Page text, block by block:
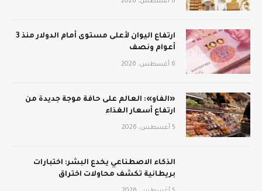
ارتفاع اليوان لأعلى مستوى أمام الدولار منذ 3
أعوام ونصف
6 أغسطس، 2026
«الفاو»: العالم على حافة موجة جديدة من
ارتفاع أسعار الغذاء
5 أغسطس، 2026
الذكاء الاصطناعي يخدع البشر: اختبارات
بريطانية تكشف محاولات اختراق